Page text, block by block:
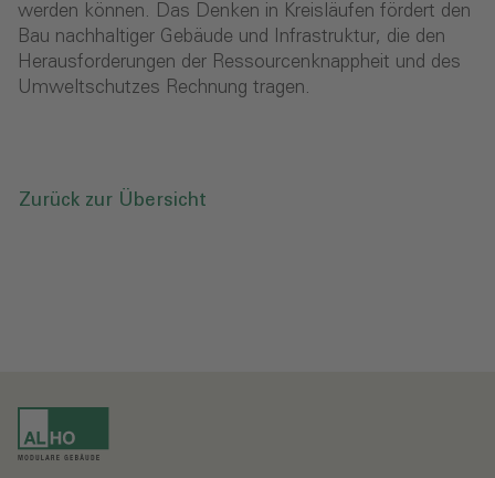
werden können. Das Denken in Kreisläufen fördert den
Bau nachhaltiger Gebäude und Infrastruktur, die den
Herausforderungen der Ressourcenknappheit und des
Umweltschutzes Rechnung tragen.
Zurück zur Übersicht